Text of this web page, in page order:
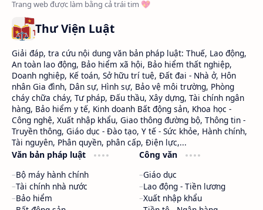
Thư Viện Luật
Giải đáp, tra cứu nội dung văn bản pháp luật: Thuế, Lao động,
An toàn lao động, Bảo hiểm xã hội, Bảo hiểm thất nghiệp,
Doanh nghiệp, Kế toán, Sở hữu trí tuệ, Đất đai - Nhà ở, Hôn
nhân Gia đình, Dân sự, Hình sự, Bảo vệ môi trường, Phòng
cháy chữa cháy, Tư pháp, Đấu thầu, Xây dựng, Tài chính ngân
hàng, Bảo hiểm y tế, Kinh doanh Bất động sản, Khoa học -
Công nghệ, Xuất nhập khẩu, Giao thông đường bộ, Thông tin -
Truyền thông, Giáo dục - Đào tạo, Y tế - Sức khỏe, Hành chính,
Tài nguyên, Phân quyền, phân cấp, Điện lực,...
Văn bản pháp luật
Bộ máy hành chính
Tài chính nhà nước
Bảo hiểm
Công văn
Giáo dục
Lao động - Tiền lương
Xuất nhập khẩu